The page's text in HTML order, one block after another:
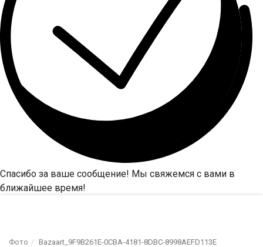
Спасибо за ваше сообщение! Мы свяжемся с вами в
ближайшее время!
Фото Bazaart_9F9B261E-0CBA-4181-8DBC-8998AEFD113E